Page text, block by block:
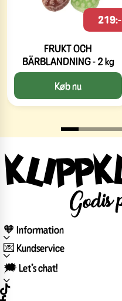
FRUKT OCH
BÄRBLANDNING - 2 kg
219:-
Køb nu
🧡 Information
💌 Kundservice
🗯️ Let’s chat!